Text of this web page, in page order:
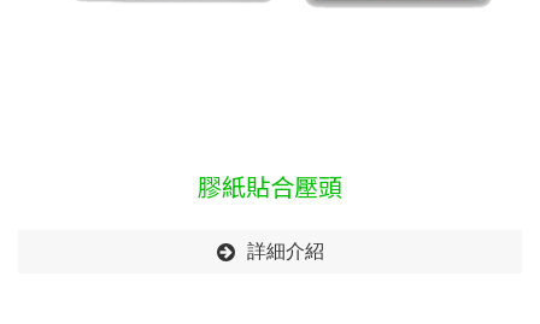
膠紙貼合壓頭
詳細介紹